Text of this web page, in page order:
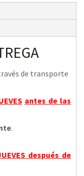
de transporte
antes de las
.
después de